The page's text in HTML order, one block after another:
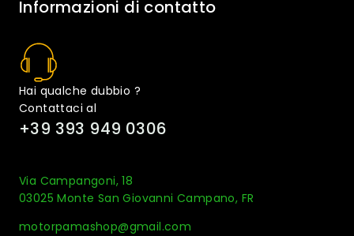
Informazioni di contatto
Hai qualche dubbio ?
Contattaci al
+39 393 949 0306
Via Campangoni, 18
03025 Monte San Giovanni Campano, FR
motorpamashop@gmail.com